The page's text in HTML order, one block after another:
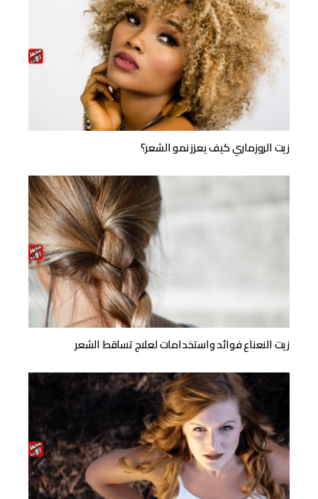
زيت الروزماري كيف يعزز نمو الشعر؟
زيت النعناع فوائد واستخدامات لعلاج تساقط الشعر